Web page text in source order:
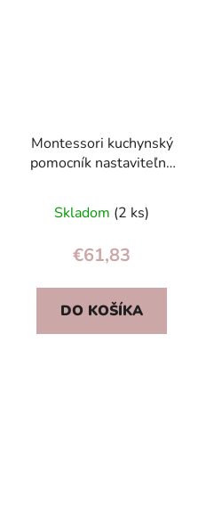
Montessori kuchynský
pomocník nastaviteľná
ECOTOYS
Skladom (2 ks)
€61,83
DO KOŠÍKA